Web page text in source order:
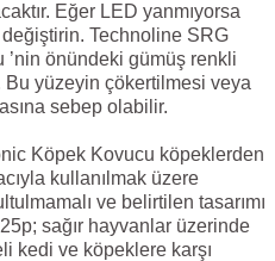
Eğer LED yanmıyorsa
Technoline SRG
önündeki gümüş renkli
Bu yüzeyin çökertilmesi veya
sebep olabilir.
Köpek Kovucu köpeklerden
kullanılmak üzere
ve belirtilen tasarımı
sağır hayvanlar üzerinde
kedi ve köpeklere karşı